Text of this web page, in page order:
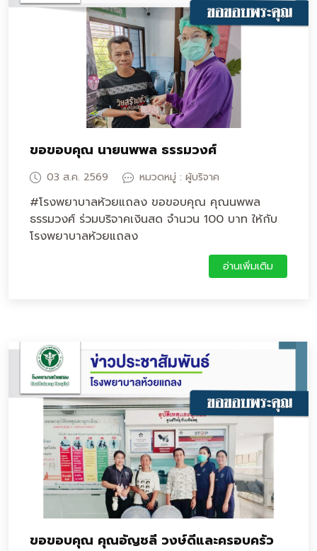
ขอขอบคุณ นายนพพล ธรรมวงศ์
03 ส.ค. 2569 หมวดหมู่ : ผู้บริจาค
#โรงพยาบาลห้วยแถลง ขอขอบคุณ คุณนพพล
ธรรมวงศ์ ร่วมบริจาคเงินสด จำนวน 100 บาท ให้กับ
โรงพยาบาลห้วยแถลง
อ่านเพิ่มเติม
ขอขอบคุณ คุณอัญชลี วงษ์ดีและครอบครัว